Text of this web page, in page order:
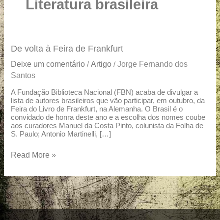
Literatura brasileira
De volta à Feira de Frankfurt
Deixe um comentário /Artigo /Jorge Fernando dos
Santos
A Fundação Biblioteca Nacional (FBN) acaba de divulgar a
lista de autores brasileiros que vão participar, em outubro, da
Feira do Livro de Frankfurt, na Alemanha. O Brasil é o
convidado de honra deste ano e a escolha dos nomes coube
aos curadores Manuel da Costa Pinto, colunista da Folha de
S. Paulo; Antonio Martinelli, […]
De
à
Feira
de
Frankfurt
Read More »